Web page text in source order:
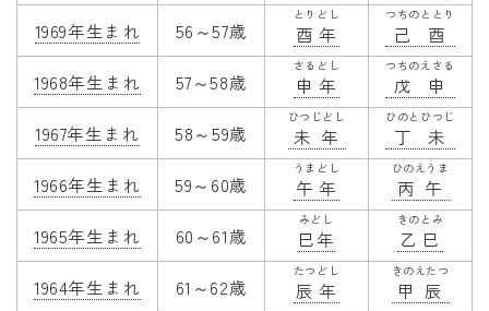
1969年生まれ 56～57歳 酉年
とりどし
己酉
つちのととり
1968年生まれ 57～58歳 申年
さるどし
戊申
つちのえさる
1967年生まれ 58～59歳 未年
ひつじどし
丁未
ひのとひつじ
1966年生まれ 59～60歳 午年
うまどし
丙午
ひのえうま
1965年生まれ 60～61歳 巳年
みどし
乙巳
きのとみ
1964年生まれ 61～62歳 辰年
たつどし
甲辰
きのえたつ